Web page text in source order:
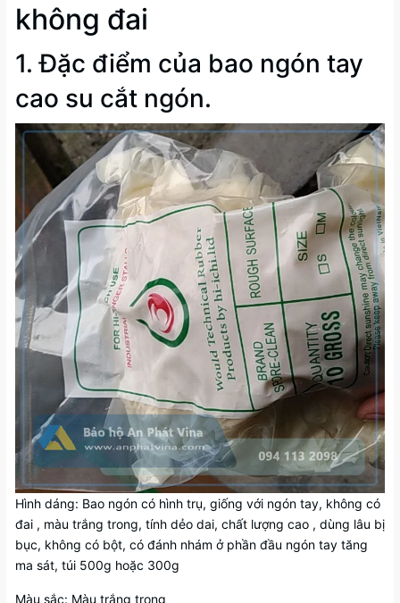
không đai
1. Đặc điểm của bao ngón tay
cao su cắt ngón.
Hình dáng: Bao ngón có hình trụ, giống với ngón tay, không có
đai , màu trắng trong, tính dẻo dai, chất lượng cao , dùng lâu bị
bục, không có bột, có đánh nhám ở phần đầu ngón tay tăng
ma sát, túi 500g hoặc 300g
Màu sắc: Màu trắng trong